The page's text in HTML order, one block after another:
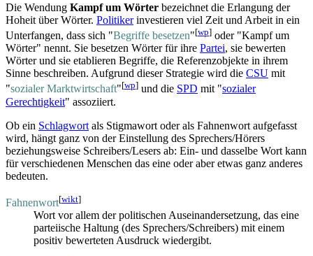
Die Wendung Kampf um Wörter bezeichnet die Erlangung der
Hoheit über Wörter. Politikerinvestieren viel Zeit und Arbeit in ein
Unterfangen, dass sich "Begriffe besetzen"[wp] oder "Kampf um
Wörter" nennt. Sie besetzen Wörter für ihre Partei, sie bewerten
Wörter und sie etablieren Begriffe, die Referenz­objekte in ihrem
Sinne beschreiben. Aufgrund dieser Strategie wird die CSU mit
"sozialer Marktwirtschaft"[wp] und die SPD mit "sozialer
Gerechtigkeit" assoziiert.
Ob ein Schlagwort als Stigmawort oder als Fahnenwort aufgefasst
wird, hängt ganz von der Einstellung des Sprechers/Hörers
beziehungsweise Schreibers/Lesers ab: Ein- und dasselbe Wort kann
für verschiedenen Menschen das eine oder aber etwas ganz anderes
bedeuten.
Fahnenwort[wikt]
Wort vor allem der politischen Aus­einander­setzung, das eine
parteiische Haltung (des Sprechers/Schreibers) mit einem
positiv bewerteten Ausdruck wiedergibt.